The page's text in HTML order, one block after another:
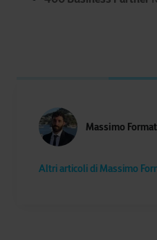
Massimo
Altri articoli di Massimo